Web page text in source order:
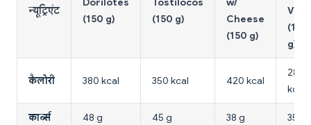
न्यूट्रिएंट
(150 g)
(150 g)
Cheese
(150 g)
Vaso
(150
g)
कैलोरी 380 kcal 350 kcal 420 kcal
280
kcal
कार्ब्स 48 g 45 g 38 g 35 g